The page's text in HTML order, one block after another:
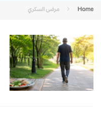
Home مرضى السكري